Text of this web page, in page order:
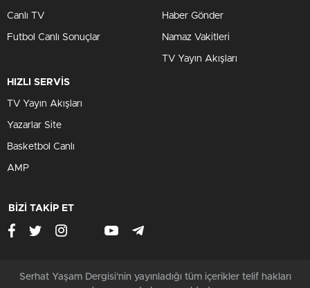
Canlı TV
Futbol Canlı Sonuçlar
Haber Gönder
Namaz Vakitleri
TV Yayın Akışları
HIZLI SERVİS
TV Yayın Akışları
Yazarlar Site
Basketbol Canlı
AMP
BİZİ TAKİP ET
Serhat Yaşam Dergisi'nin yayınladığı tüm içerikler telif hakları